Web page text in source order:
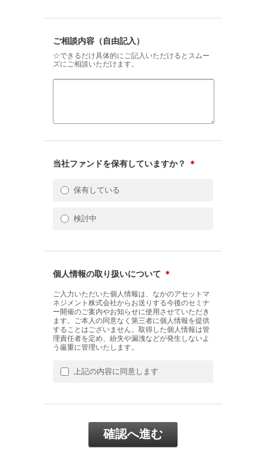
ご相談内容（自由記入）
☆できるだけ具体的にご記入いただけるとスムー
ズにご相談いただけます。
当社ファンドを保有していますか？ ＊
保有している
検討中
個人情報の取り扱いについて ＊
ご入力いただいた個人情報は、なかのアセットマ
ネジメント株式会社からお送りする今後のセミナ
ー開催のご案内やお知らせに使用させていただき
ます。ご本人の同意なく第三者に個人情報を提供
することはございません。取得した個人情報は管
理責任者を定め、紛失や漏洩などが発生しないよ
う厳重に管理いたします。
上記の内容に同意します